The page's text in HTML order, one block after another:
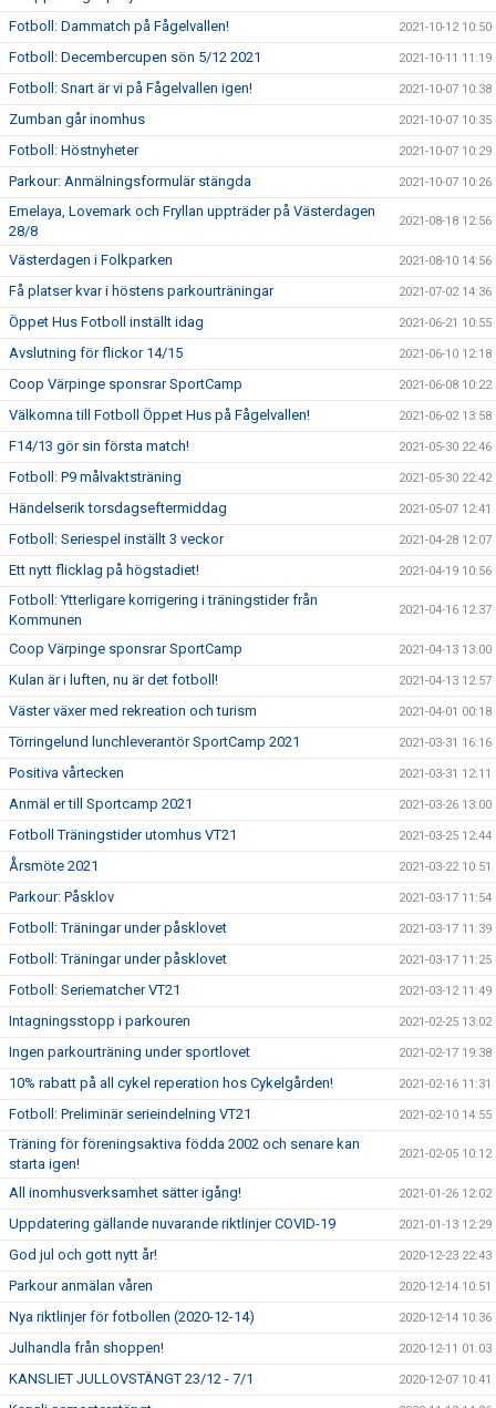
Fotboll: Dammatch på Fågelvallen! 2021-10-12 10:50
Fotboll: Decembercupen sön 5/12 2021 2021-10-11 11:19
Fotboll: Snart är vi på Fågelvallen igen! 2021-10-07 10:38
Zumban går inomhus 2021-10-07 10:35
Fotboll: Höstnyheter 2021-10-07 10:29
Parkour: Anmälningsformulär stängda 2021-10-07 10:26
Emelaya, Lovemark och Fryllan uppträder på Västerdagen
28/8
2021-08-18 12:56
Västerdagen i Folkparken 2021-08-10 14:56
Få platser kvar i höstens parkourträningar 2021-07-02 14:36
Öppet Hus Fotboll inställt idag 2021-06-21 10:55
Avslutning för flickor 14/15 2021-06-10 12:18
Coop Värpinge sponsrar SportCamp 2021-06-08 10:22
Välkomna till Fotboll Öppet Hus på Fågelvallen! 2021-06-02 13:58
F14/13 gör sin första match! 2021-05-30 22:46
Fotboll: P9 målvaktsträning 2021-05-30 22:42
Händelserik torsdagseftermiddag 2021-05-07 12:41
Fotboll: Seriespel inställt 3 veckor 2021-04-28 12:07
Ett nytt flicklag på högstadiet! 2021-04-19 10:56
Fotboll: Ytterligare korrigering i träningstider från
Kommunen
2021-04-16 12:37
Coop Värpinge sponsrar SportCamp 2021-04-13 13:00
Kulan är i luften, nu är det fotboll! 2021-04-13 12:57
Väster växer med rekreation och turism 2021-04-01 00:18
Törringelund lunchleverantör SportCamp 2021 2021-03-31 16:16
Positiva vårtecken 2021-03-31 12:11
Anmäl er till Sportcamp 2021 2021-03-26 13:00
Fotboll Träningstider utomhus VT21 2021-03-25 12:44
Årsmöte 2021 2021-03-22 10:51
Parkour: Påsklov 2021-03-17 11:54
Fotboll: Träningar under påsklovet 2021-03-17 11:39
Fotboll: Träningar under påsklovet 2021-03-17 11:25
Fotboll: Seriematcher VT21 2021-03-12 11:49
Intagningsstopp i parkouren 2021-02-25 13:02
Ingen parkourträning under sportlovet 2021-02-17 19:38
10% rabatt på all cykel reperation hos Cykelgården! 2021-02-16 11:31
Fotboll: Preliminär serieindelning VT21 2021-02-10 14:55
Träning för föreningsaktiva födda 2002 och senare kan
starta igen!
2021-02-05 10:12
All inomhusverksamhet sätter igång! 2021-01-26 12:02
Uppdatering gällande nuvarande riktlinjer COVID-19 2021-01-13 12:29
God jul och gott nytt år! 2020-12-23 22:43
Parkour anmälan våren 2020-12-14 10:51
Nya riktlinjer för fotbollen (2020-12-14) 2020-12-14 10:36
Julhandla från shoppen! 2020-12-11 01:03
KANSLIET JULLOVSTÄNGT 23/12 - 7/1 2020-12-07 10:41